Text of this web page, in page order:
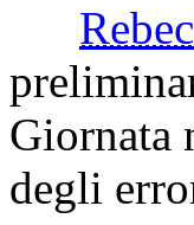
Giornata
degli